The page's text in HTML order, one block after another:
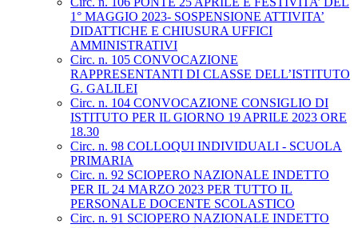
1° MAGGIO 2023- SOSPENSIONE ATTIVITA’
DIDATTICHE E CHIUSURA UFFICI
AMMINISTRATIVI
Circ. n. 105 CONVOCAZIONE
RAPPRESENTANTI DI CLASSE DELL’ISTITUTO
G. GALILEI
Circ. n. 104 CONVOCAZIONE CONSIGLIO DI
ISTITUTO PER IL GIORNO 19 APRILE 2023 ORE
18.30
Circ. n. 98 COLLOQUI INDIVIDUALI - SCUOLA
PRIMARIA
Circ. n. 92 SCIOPERO NAZIONALE INDETTO
PER IL 24 MARZO 2023 PER TUTTO IL
PERSONALE DOCENTE SCOLASTICO
Circ. n. 91 SCIOPERO NAZIONALE INDETTO